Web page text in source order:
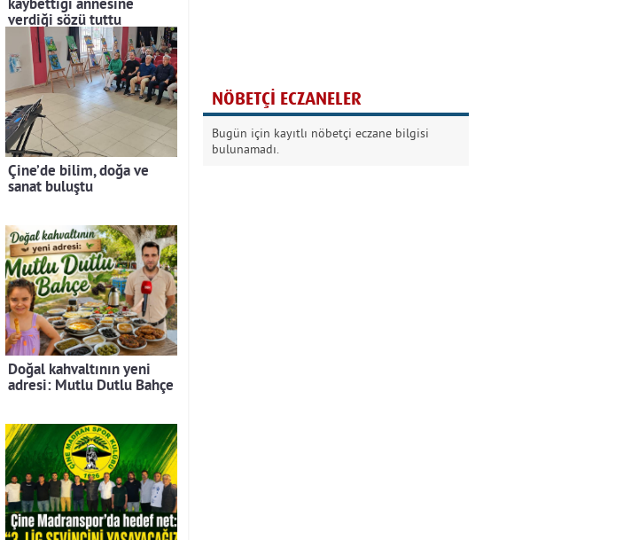
kaybettiği annesine
verdiği sözü tuttu
Çine’de bilim, doğa ve
sanat buluştu
Doğal kahvaltının yeni
adresi: Mutlu Dutlu Bahçe
Kurban Bayramında
Dikkat!
NÖBETÇİ ECZANELER
Bugün için kayıtlı nöbetçi eczane bilgisi
bulunamadı.